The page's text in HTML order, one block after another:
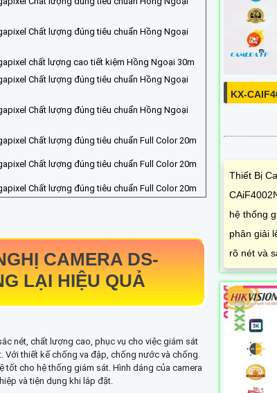
Chất lượng đúng tiêu chuẩn Hồng Ngoại
chất lượng cao tiết kiệm Hồng Ngoại 30m
Chất lượng đúng tiêu chuẩn Hồng Ngoại
Chất lượng đúng tiêu chuẩn Hồng Ngoại
Chất lượng đúng tiêu chuẩn Full Color 20m
Chất lượng đúng tiêu chuẩn Full Color 20m
Chất lượng đúng tiêu chuẩn Full Color 20m
CAMERA DS-
LẠI HIỆU QUẢ
nét, chất lượng cao, phục vụ cho việc giám sát
thiết kế chống va đập, chống nước và chống
cho hệ thống giám sát. Hình dáng của camera
và tiện dụng khi lắp đặt.
KX-
Thiết Bị
hệ thống
phân giải
rõ nét và